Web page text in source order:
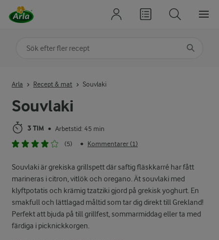
Souvlaki
3 TIM • Arbetstid: 45 min
(5)
• Kommentarer (1)
Souvlaki är grekiska grillspett där saftig fläskkarré har fått
marineras i citron, vitlök och oregano. Ät souvlaki med
klyftpotatis och krämig tzatziki gjord på grekisk yoghurt. En
smakfull och lättlagad måltid som tar dig direkt till Grekland!
Perfekt att bjuda på till grillfest, sommarmiddag eller ta med
färdiga i picknickkorgen.
Arla Recept & mat Souvlaki
Sök på kategori eller ingrediens